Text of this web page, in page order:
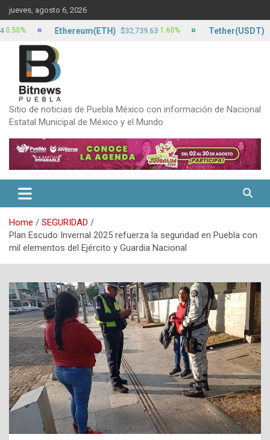
Skip
to
content
jueves, agosto 6, 2026
Sitio de noticias de Puebla México con información de Nacional
Estatal Municipal de México y el Mundo
Home
SEGURIDAD
Plan Escudo Invernal 2025 refuerza la seguridad en Puebla con
mil elementos del Ejército y Guardia Nacional
Ethereum(ETH) $32,739.63 1.60% Tether(USDT) $17.24